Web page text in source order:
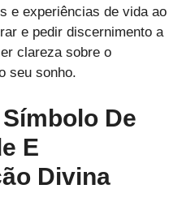
e experiências de vida ao
e pedir discernimento a
clareza sobre o
seu sonho.
De
E
Divina